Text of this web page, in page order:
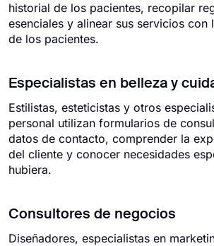
historial de los pacientes, recopilar
esenciales y alinear sus servicios con
de los pacientes.
Especialistas en belleza y
Estilistas, esteticistas y otros
personal utilizan formularios de
datos de contacto, comprender la
del cliente y conocer necesidades
hubiera.
Consultores de negocios
Diseñadores, especialistas en